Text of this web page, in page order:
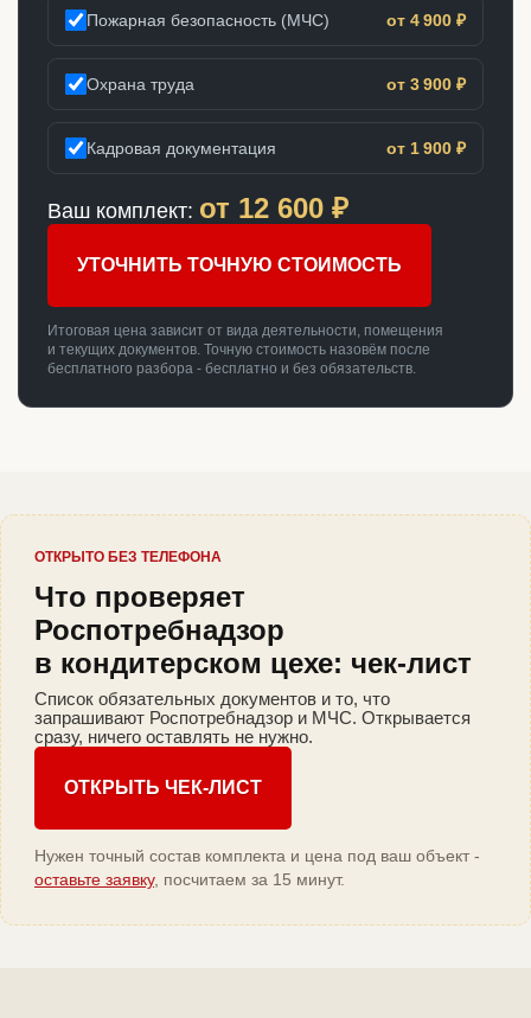
Пожарная безопасность (МЧС) от 4 900 ₽
Охрана труда от 3 900 ₽
Кадровая документация от 1 900 ₽
Ваш комплект: от 12 600 ₽
УТОЧНИТЬ ТОЧНУЮ СТОИМОСТЬ
Итоговая цена зависит от вида деятельности, помещения
и текущих документов. Точную стоимость назовём после
бесплатного разбора - бесплатно и без обязательств.
ОТКРЫТО БЕЗ ТЕЛЕФОНА
Что проверяет
Роспотребнадзор
в кондитерском цехе: чек-лист
Список обязательных документов и то, что
запрашивают Роспотребнадзор и МЧС. Открывается
сразу, ничего оставлять не нужно.
ОТКРЫТЬ ЧЕК-ЛИСТ
Нужен точный состав комплекта и цена под ваш объект -
оставьте заявку, посчитаем за 15 минут.